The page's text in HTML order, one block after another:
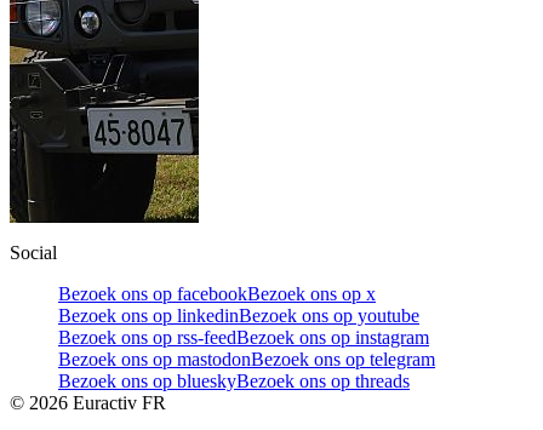
Social
Bezoek ons op facebookBezoek ons op x
Bezoek ons op linkedinBezoek ons op youtube
Bezoek ons op rss-feedBezoek ons op instagram
Bezoek ons op mastodonBezoek ons op telegram
Bezoek ons op blueskyBezoek ons op threads
© 2026 Euractiv FR